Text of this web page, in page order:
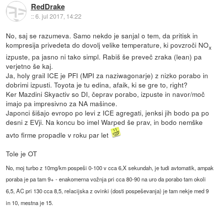
RedDrake
::6. jul 2017, 14:22
No, saj se razumeva. Samo nekdo je sanjal o tem, da pritisk in
kompresija privedeta do dovolj velike temperature, ki povzroči NOx
izpuste, pa jasno ni tako simpl. Rabiš še preveč zraka (lean) pa
verjetno še kaj.
Ja, holy grail ICE je PFI (MPI za naziwagonarje) z nizko porabo in
dobrimi izpusti. Toyota je tu edina, afaik, ki se gre to, right?
Ker Mazdini Skyactiv so DI, čeprav porabo, izpuste in navor/moč
imajo pa impresivno za NA mašince.
Japonci šišajo evropo po levi z ICE agregati, jenksi jih bodo pa po
desni z EVji. Na koncu bo imel Warped še prav, in bodo nemške
avto firme propadle v roku par let
Tole je OT
No, moj turbo z 10mg/km pospeši 0-100 v cca 6,X sekundah, je tudi avtomatik, ampak
poraba je pa tam 9+ - enakomerna vožnja pri cca 80-90 na uro da porabo tam okoli
6,5, AC pri 130 cca 8,5, relacijska z ovinki (dosti pospeševanja) je tam nekje med 9
in 10, mestna je 15.